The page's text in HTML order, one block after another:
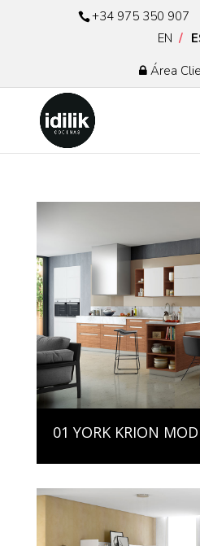
+34 975 350 907
EN
Área
01 YORK KRION